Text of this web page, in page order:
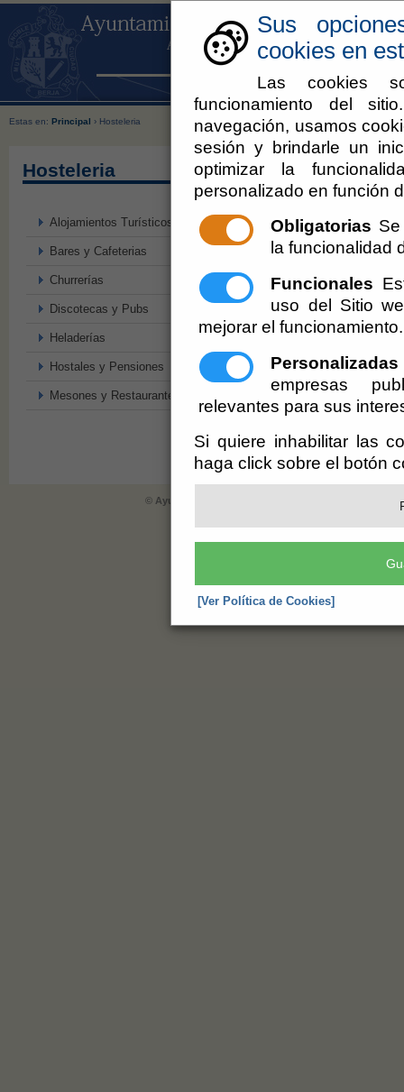
Sus
cookies en
Las cookies
funcionamiento del
navegación, usamos
sesión y brindarle un
optimizar la
personalizado en función
Obligatorias
la funcionalidad
Funcionales
uso del Sitio
mejorar el funcionamiento.
Personalizadas
empresas
relevantes para sus
Si quiere inhabilitar las
haga click sobre el botón
[Ver Política de Cookies]
Estas en: Principal › Hosteleria
Hosteleria
Alojamientos Turísticos Extrahoteleros
Bares y Cafeterias
Churrerías
Discotecas y Pubs
Heladerías
Hostales y Pensiones
Mesones y Restaurantes
© Ayuntamiento de Berja (CIF: P-0402900-E)
- Plaza